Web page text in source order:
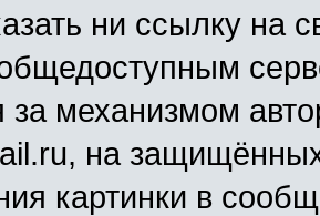
ни ссылку на
за механизмом
на
картинки в